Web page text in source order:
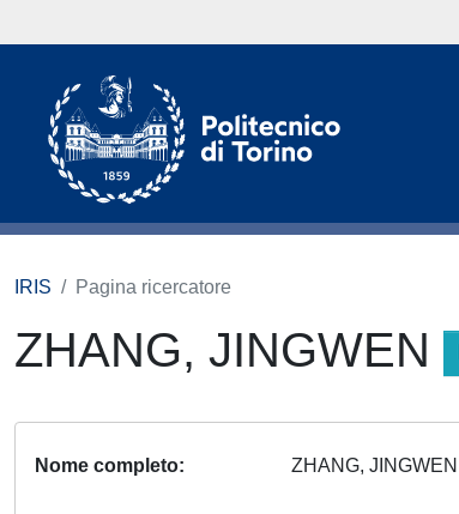
IRIS Pagina ricercatore
ZHANG, JINGWEN
Nome completo ZHANG, JINGWEN